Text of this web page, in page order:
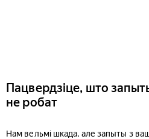
Пацвердзіце, што
не робат
Нам вельмі шкада, але запыты з